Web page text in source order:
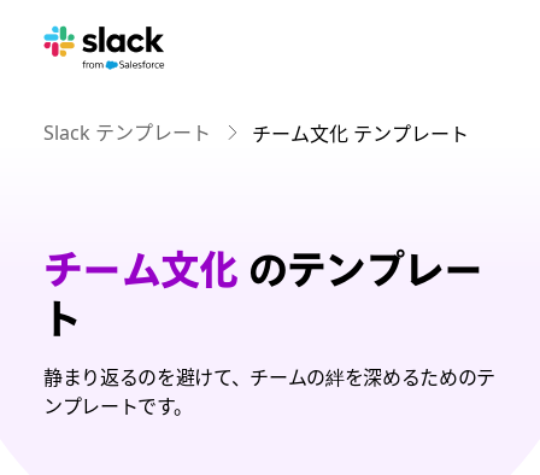
Slack テンプレート チーム文化 テンプレート
チーム文化 のテンプレー
ト
静まり返るのを避けて、チームの絆を深めるためのテ
ンプレートです。